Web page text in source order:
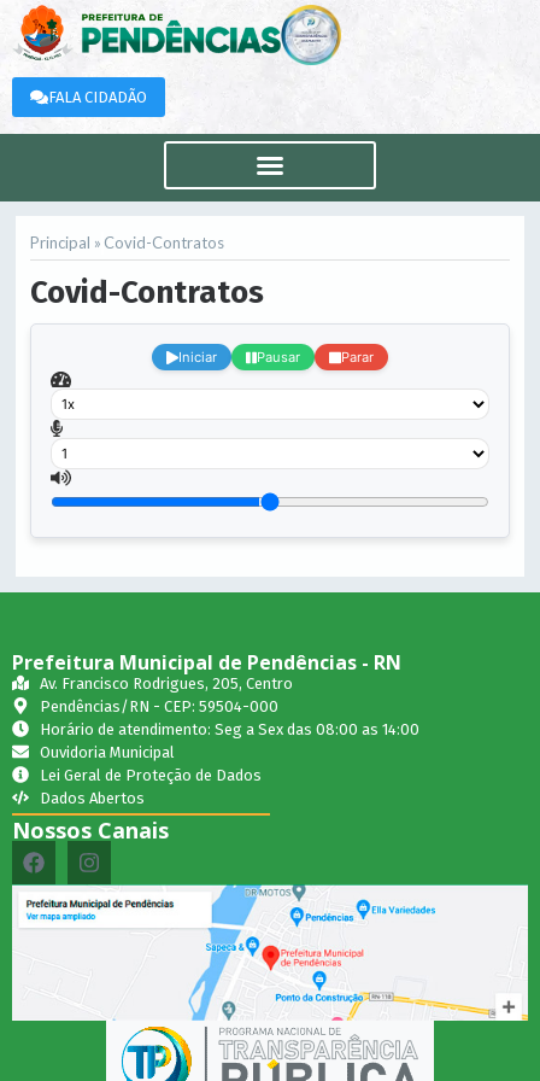
FALA CIDADÃO
Principal » Covid-Contratos
Covid-Contratos
Iniciar Pausar Parar
Prefeitura Municipal de Pendências - RN
Av. Francisco Rodrigues, 205, Centro
Pendências/RN - CEP: 59504-000
Horário de atendimento: Seg a Sex das 08:00 as 14:00
Ouvidoria Municipal
Lei Geral de Proteção de Dados
Dados Abertos
Nossos Canais